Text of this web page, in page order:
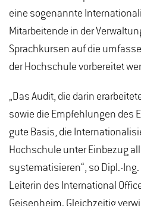
eine sogenannte
Mitarbeitende in der
Sprachkursen auf die
der Hochschule vorbereitet
„Das Audit, die darin
sowie die Empfehlungen des
gute Basis, die
Hochschule unter Einbezug
systematisieren“, so Dipl.-
Leiterin des International
Geisenheim. Gleichzeitig